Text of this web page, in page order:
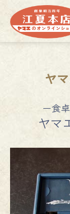
ヤ
ー食
ヤマ